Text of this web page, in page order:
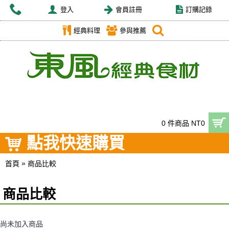
登入 會員註冊 訂購記錄
經典料理 參與推薦
0 件商品 NT0
點我快速購買
首頁 » 商品比較
商品比較
尚未加入商品